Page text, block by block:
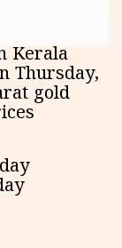
Kerala
Thursday,
gold